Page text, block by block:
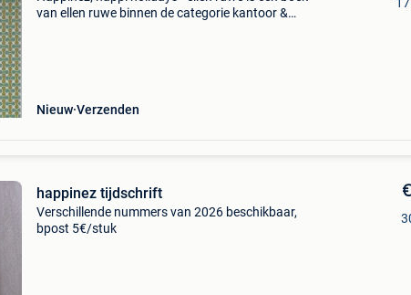
van ellen ruwe binnen de categorie kantoor &
Nieuw Verzenden
happinez tijdschrift
Verschillende nummers van 2026 beschikbaar,
bpost 5€/stuk